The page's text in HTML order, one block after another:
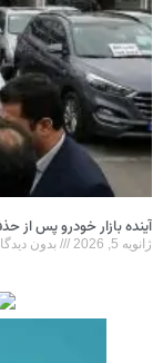
آینده بازار خودرو پس از
ژانویه 5, 2026 بدون دیدگاه